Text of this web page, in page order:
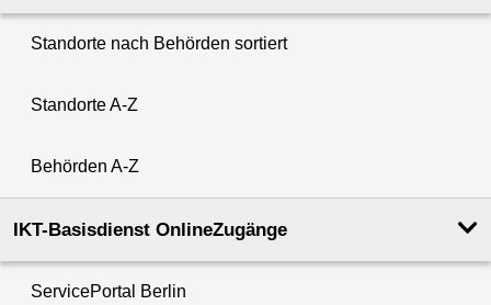
Standorte nach Behörden sortiert
Standorte A-Z
Behörden A-Z
IKT-Basisdienst OnlineZugänge
ServicePortal Berlin